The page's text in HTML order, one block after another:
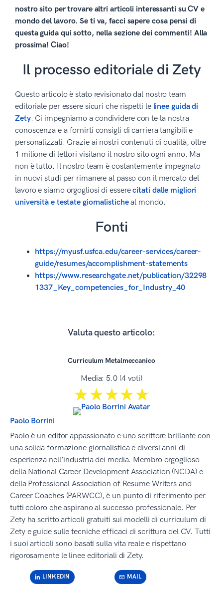
nostro sito per trovare altri articoli interessanti su CV e
mondo del lavoro. Se ti va, facci sapere cosa pensi di
questa guida qui sotto, nella sezione dei commenti! Alla
prossima! Ciao!
Il processo editoriale di Zety
Questo articolo è stato revisionato dal nostro team
editoriale per essere sicuri che rispetti le linee guida di
Zety. Ci impegniamo a condividere con te la nostra
conoscenza e a fornirti consigli di carriera tangibili e
personalizzati. Grazie ai nostri contenuti di qualità, oltre
1 milione di lettori visitano il nostro sito ogni anno. Ma
non è tutto. Il nostro team è costantemente impegnato
in nuovi studi per rimanere al passo con il mercato del
lavoro e siamo orgogliosi di esserecitati dalle migliori
università e testate giornalisticheal mondo.
Fonti
https://myusf.usfca.edu/career-services/career-
guide/resumes/accomplishment-statements
https://www.researchgate.net/publication/32298
1337_Key_competencies_for_Industry_40
Valuta questo articolo:
Curriculum Metalmeccanico
Media:5.0 (4 voti)
☆☆☆☆☆
★★★★★
Paolo Borrini
Paolo è un editor appassionato e uno scrittore brillante con
una solida formazione giornalistica e diversi anni di
esperienza nell’industria dei media. Membro orgoglioso
della National Career Development Association (NCDA) e
della Professional Association of Resume Writers and
Career Coaches (PARWCC), è un punto di riferimento per
tutti coloro che aspirano al successo professionale. Per
Zety ha scritto articoli gratuiti sui modelli di curriculum di
Zety e guide sulle tecniche efficaci di scrittura del CV. Tutti
i suoi articoli sono basati sulla vita reale e rispettano
rigorosamente le linee editoriali di Zety.
LINKEDIN MAIL